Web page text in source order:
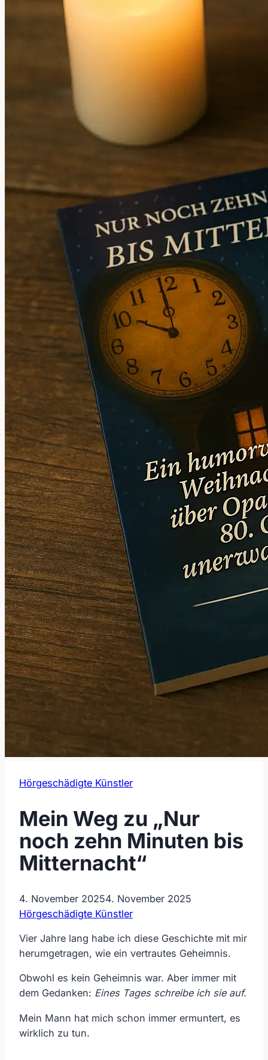
Hörgeschädigte Künstler
Mein Weg zu „Nur
noch zehn Minuten bis
Mitternacht“
4. November 20254. November 2025
Hörgeschädigte Künstler
Vier Jahre lang habe ich diese Geschichte mit mir
herumgetragen, wie ein vertrautes Geheimnis.
Obwohl es kein Geheimnis war. Aber immer mit
dem Gedanken: Eines Tages schreibe ich sie auf.
Mein Mann hat mich schon immer ermuntert, es
wirklich zu tun.